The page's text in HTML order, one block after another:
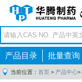
产品目录 批量查询
当前位置： 首页 > 产品中心>